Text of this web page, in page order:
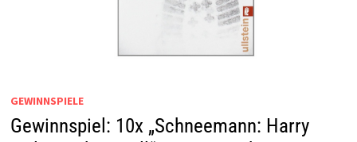
GEWINNSPIELE
Gewinnspiel: 10x „Schneemann: Harry